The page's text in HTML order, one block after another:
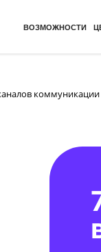
ВОЗМОЖНОСТИ
коммуникации